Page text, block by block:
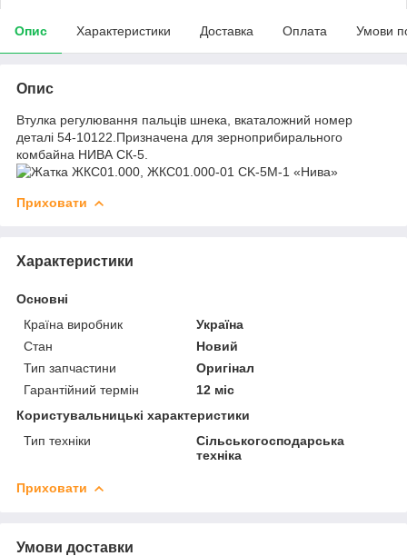
Опис Характеристики Доставка Оплата Умови
Опис
Втулка регулювання пальців шнека, вкаталожний номер
деталі 54-10122.Призначена для зерноприбирального
комбайна НИВА СК-5.
Приховати
Характеристики
Основні
Країна виробник
Україна
Стан
Новий
Тип запчастини
Оригінал
Гарантійний термін
12 міс
Користувальницькі характеристики
Тип техніки
Сільськогосподарська
техніка
Приховати
Умови доставки